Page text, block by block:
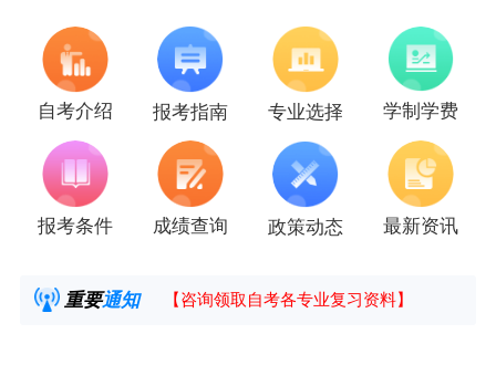
自考介绍 报考指南 专业选择 学制学费
报考条件 成绩查询 政策动态 最新资讯
重要通知
2025年4月湖南自考课程安排及教材目录已
【咨询领取自考各专业复习资料】